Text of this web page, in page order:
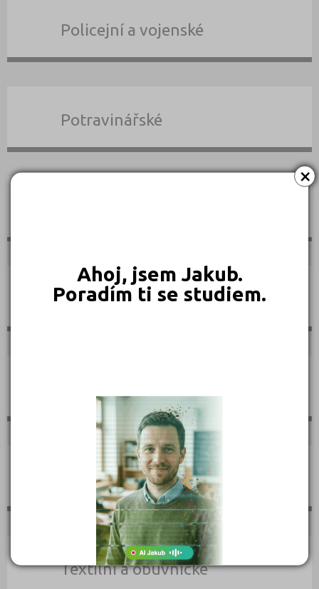
×
Ahoj, jsem Jakub.
Poradím ti se studiem.
Policejní a vojenské
Potravinářské
Sportovní
Teologické
Textilní a obuvnické